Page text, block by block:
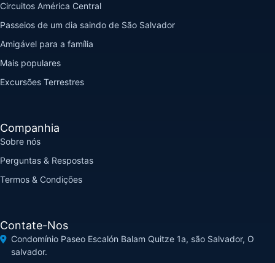
Circuitos América Central
Passeios de um dia saindo de São Salvador
Amigável para a família
Mais populares
Excursões Terrestres
Companhia
Sobre nós
Perguntas & Respostas
Termos & Condições
Contate-Nos
Condomínio Paseo Escalón Balam Quitze 1a, são Salvador, O
salvador.